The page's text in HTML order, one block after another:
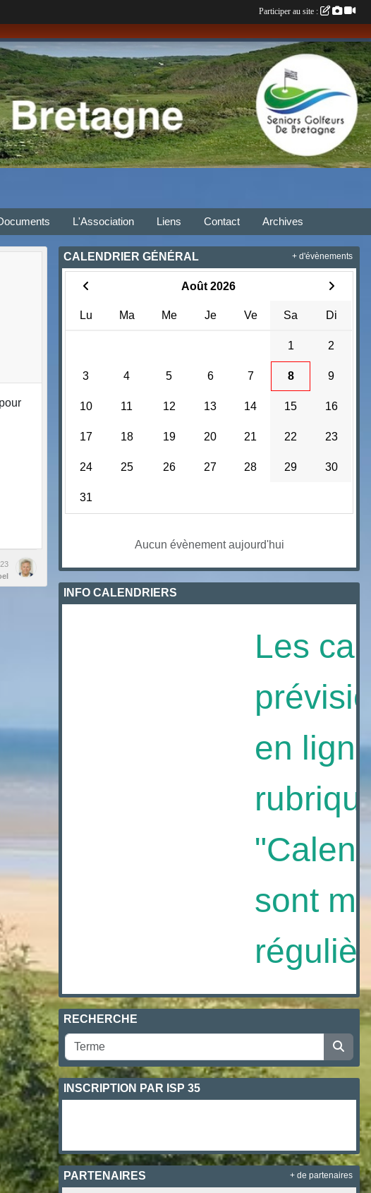
L'Association Liens Contact Archives
CALENDRIER GÉNÉRAL
Août 2026
Lu Ma Me Je Ve Sa Di
1 2
3 4 5 6 7 8 9
10 11 12 13 14 15 16
17 18 19 20 21 22 23
24 25 26 27 28 29 30
31
Aucun évènement aujourd'hui
+ d'évènements
INFO CALENDRIERS
Les
en ligne
rubrique
sont mis
RECHERCHE
INSCRIPTION PAR ISP 35
PARTENAIRES + de partenaires
Participer au site :